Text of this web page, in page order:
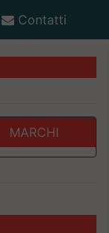
Contatti
MARCHI